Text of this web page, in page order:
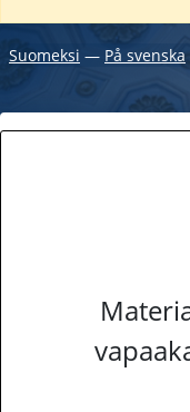
Suomeksi ― På svenska